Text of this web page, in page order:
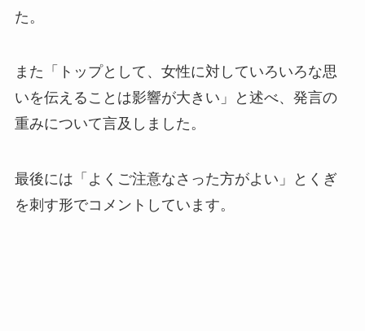
た。
また「トップとして、女性に対していろいろな思
いを伝えることは影響が大きい」と述べ、発言の
重みについて言及しました。
最後には「よくご注意なさった方がよい」とくぎ
を刺す形でコメントしています。